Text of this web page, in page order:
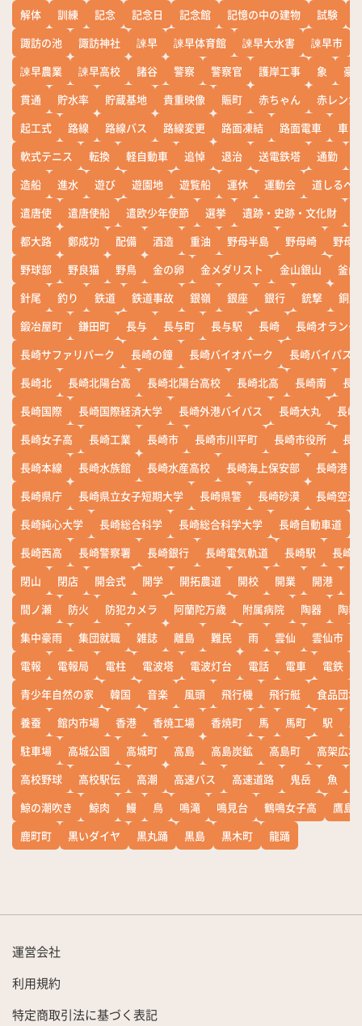
解体
訓練 記念 記念日 記念館 記憶の中の建物 試験
諏訪の池
諏訪神社 諫早 諫早体育館 諫早大水害 諫早市
諫早農業
諫早高校 諸谷 警察 警察官 護岸工事 象
豪
貫通
貯水率 貯蔵基地 貴重映像 賑町 赤ちゃん
赤レンガ
起工式
路線 路線バス 路線変更 路面凍結 路面電車
車
軟式テニス
転換 軽自動車 追悼 退治 送電鉄塔 通勤
造船
進水 遊び 遊園地 遊覧船 運休 運動会
道しるべ
遣唐使
遣唐使船 遣欧少年使節 選挙 遺跡・史跡・文化財
都大路
鄭成功 配備 酒造 重油 野母半島 野母崎
野母
野球部
野良猫 野鳥 金の卵 金メダリスト 金山銀山
釜山
針尾
釣り 鉄道 鉄道事故 銀嶺 銀座 銀行 銃撃
銅座
鍛冶屋町
鎌田町 長与 長与町 長与駅 長崎
長崎オランダ
長崎サファリパーク
長崎の鐘 長崎バイオパーク
長崎バイパス
長崎北
長崎北陽台高 長崎北陽台高校 長崎北高 長崎南
長
長崎国際
長崎国際経済大学 長崎外港バイパス 長崎大丸
長崎
長崎女子高
長崎工業 長崎市 長崎市川平町 長崎市役所
長
長崎本線
長崎水族館 長崎水産高校 長崎海上保安部
長崎港
長崎県庁
長崎県立女子短期大学 長崎県警 長崎砂漠
長崎空港
長崎純心大学
長崎総合科学 長崎総合科学大学 長崎自動車道
長崎西高
長崎警察署 長崎銀行 長崎電気軌道 長崎駅
長崎
閉山
閉店 開会式 開学 開拓農道 開校 開業 開港
間ノ瀬
防火 防犯カメラ 阿蘭陀万歳 附属病院 陶器
陶器
集中豪雨
集団就職 雑誌 離島 難民 雨 雲仙 雲仙市
電報
電報局 電柱 電波塔 電波灯台 電話 電車 電鉄
青少年自然の家
韓国 音楽 風頭 飛行機 飛行艇
食品団地
養蚕
館内市場 香港 香焼工場 香焼町 馬 馬町 駅
駐車場
高城公園 高城町 高島 高島炭鉱 高島町
高架広場
高校野球
高校駅伝 高潮 高速バス 高速道路 鬼岳 魚
鯨の潮吹き
鯨肉 鰻 鳥 鳴滝 鳴見台 鶴鳴女子高
鷹島
鹿町町
黒いダイヤ 黒丸踊 黒島 黒木町 龍踊
運営会社
利用規約
特定商取引法に基づく表記